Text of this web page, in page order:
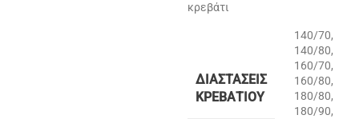
κρεβάτι
ΔΙΑΣΤΆΣΕΙΣ
ΚΡΕΒΑΤΙΟΎ
140/70,
140/80,
160/70,
160/80,
180/80,
180/90,